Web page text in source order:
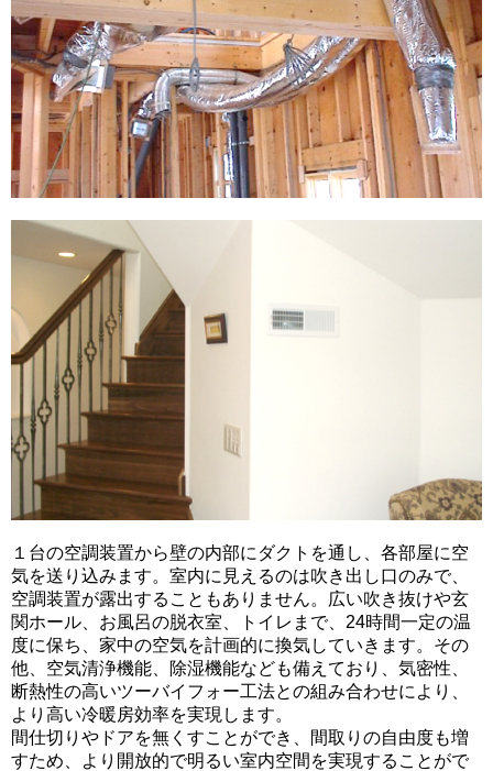
１台の空調装置から壁の内部にダクトを通し、各部屋に空
気を送り込みます。室内に見えるのは吹き出し口のみで、
空調装置が露出することもありません。広い吹き抜けや玄
関ホール、お風呂の脱衣室、トイレまで、24時間一定の温
度に保ち、家中の空気を計画的に換気していきます。その
他、空気清浄機能、除湿機能なども備えており、気密性、
断熱性の高いツーバイフォー工法との組み合わせにより、
より高い冷暖房効率を実現します。
間仕切りやドアを無くすことができ、間取りの自由度も増
すため、より開放的で明るい室内空間を実現することがで